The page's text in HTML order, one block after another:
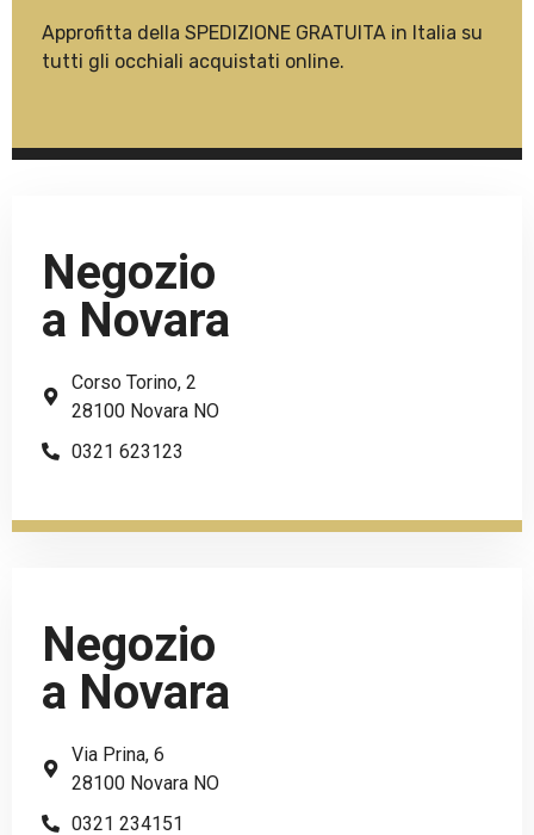
Approfitta della SPEDIZIONE GRATUITA in Italia su
tutti gli occhiali acquistati online.
Negozio
a Novara
Corso Torino, 2
28100 Novara NO
0321 623123
Negozio
a Novara
Via Prina, 6
28100 Novara NO
0321 234151